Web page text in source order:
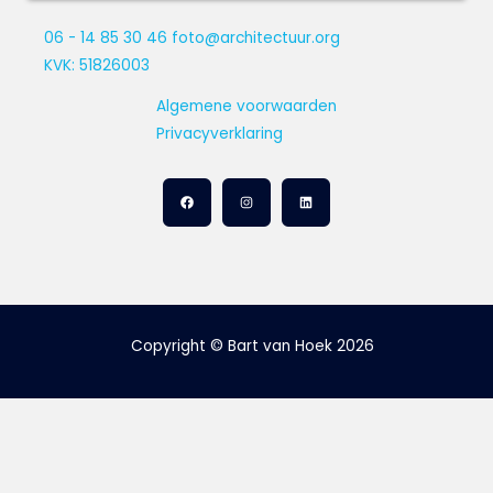
06 - 14 85 30 46 foto@architectuur.org
KVK: 51826003
Algemene voorwaarden
Privacyverklaring
Copyright © Bart van Hoek 2026